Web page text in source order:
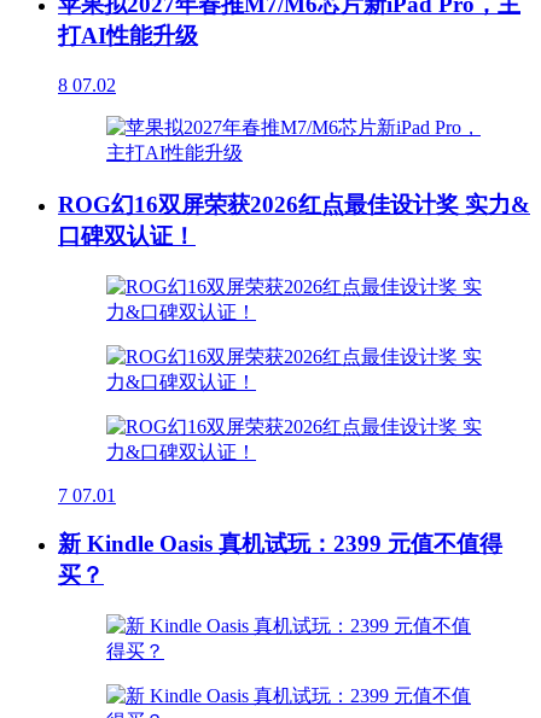
打AI性能升级
8 07.02
ROG幻16双屏荣获2026红点最佳设计奖 实力&
口碑双认证！
7 07.01
新 Kindle Oasis 真机试玩：2399 元值不值得
买？